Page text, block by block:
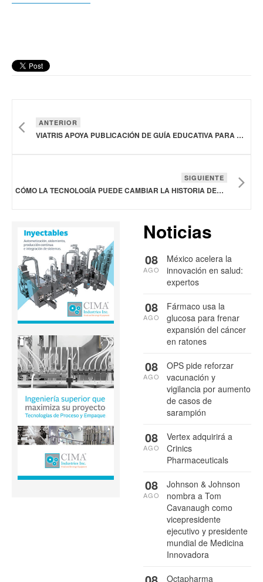
ANTERIOR
VIATRIS APOYA PUBLICACIÓN DE GUÍA EDUCATIVA PARA PROMOVER ABORDAJE ÉTICO DE LA SALUD MENTAL
SIGUIENTE
CÓMO LA TECNOLOGÍA PUEDE CAMBIAR LA HISTORIA DEL CÁNCER DE MAMA
Noticias
México acelera la
innovación en salud:
expertos
08
AGO
Fármaco usa la
glucosa para frenar
expansión del cáncer
en ratones
08
AGO
OPS pide reforzar
vacunación y
vigilancia por aumento
de casos de
sarampión
08
AGO
Vertex adquirirá a
Crinics
Pharmaceuticals
08
AGO
Johnson & Johnson
nombra a Tom
Cavanaugh como
vicepresidente
ejecutivo y presidente
mundial de Medicina
Innovadora
08
AGO
Octapharma